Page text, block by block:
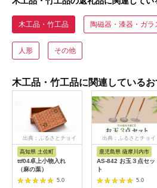
木工品・竹工品 陶磁器・漆器・ガラ
人形 その他
木工品・竹工品に関連している
出典：ふるさとチョイ
高知県 土佐町
ttf04卓上小物入れ
（麻の葉）
5.0
出典：ふるさとチョイ
ス
鹿児島県 薩摩川内市
AS-842 お玉３点セッ
ト
5.0